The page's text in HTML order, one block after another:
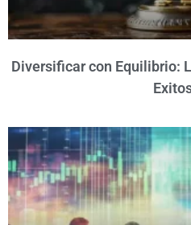
Diversificar con Equilibrio: